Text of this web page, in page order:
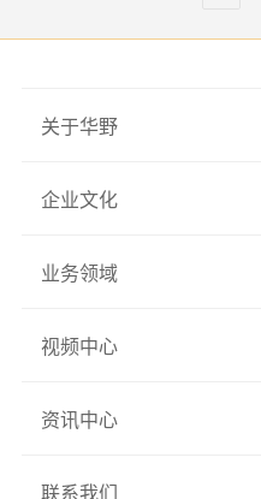
关于华野
企业文化
业务领域
视频中心
资讯中心
联系我们